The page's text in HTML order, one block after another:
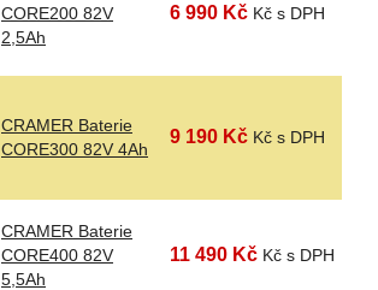
CORE200 82V
2,5Ah
6 990 Kč Kč s DPH
CRAMER Baterie
CORE300 82V 4Ah
9 190 Kč Kč s DPH
CRAMER Baterie
CORE400 82V
5,5Ah
11 490 Kč Kč s DPH